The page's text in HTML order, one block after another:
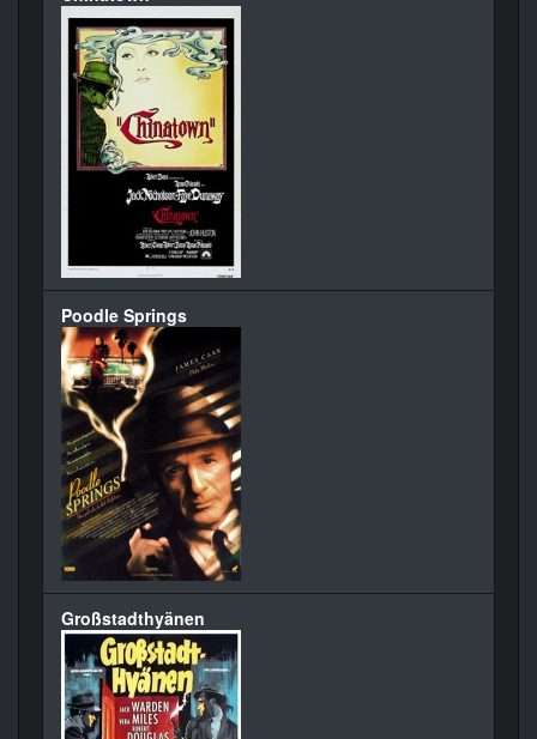
Poodle Springs
Großstadthyänen